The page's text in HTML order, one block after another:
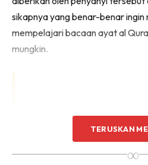
sikapnya yang benar-benar
mempelajari bacaan ayat al
mungkin.
TERUSKAN
∞